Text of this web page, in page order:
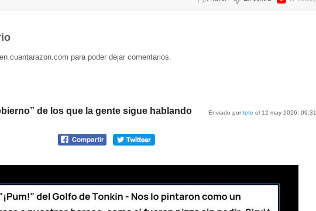
cuantarazon.com para poder dejar comentarios.
Enviado portete el 12 may 2026, 09:31
de los que la gente sigue hablando